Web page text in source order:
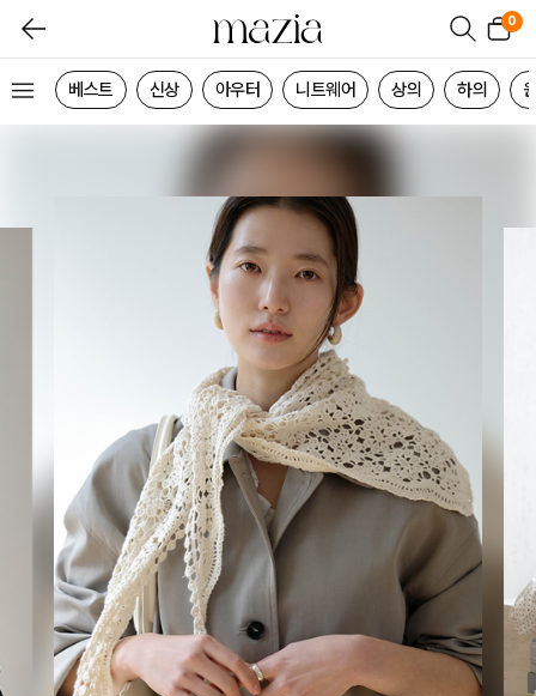
0
베스트 신상 아우터 니트웨어 상의 하의